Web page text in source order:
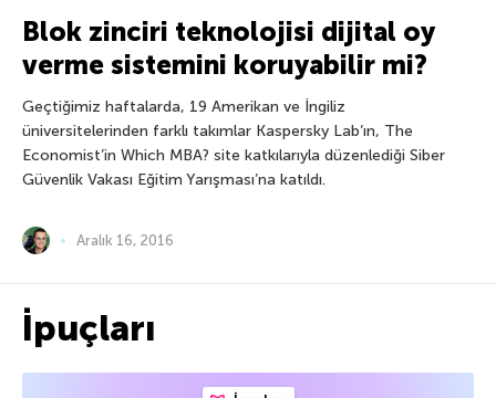
Blok zinciri teknolojisi dijital oy
verme sistemini koruyabilir mi?
Geçtiğimiz haftalarda, 19 Amerikan ve İngiliz
üniversitelerinden farklı takımlar Kaspersky Lab’ın, The
Economist’in Which MBA? site katkılarıyla düzenlediği Siber
Güvenlik Vakası Eğitim Yarışması’na katıldı.
Aralık 16, 2016
İpuçları